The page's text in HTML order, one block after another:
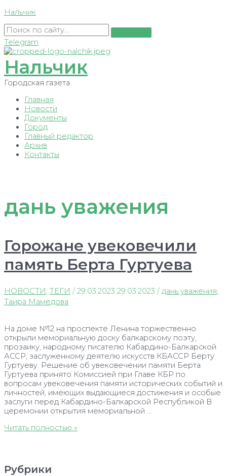
Перейти
содержимому
Нальчик
Telegram
Нальчик
Городская газета
Главная
Новости
Документы
Город
Главный редактор
Архив
Контакты
дань уважения
Горожане увековечили
память Берта Гуртуева
НОВОСТИ , ТЕГИ / 29.03.2023 29.03.2023 / дань уважения,
Таира Мамедова
На доме №12 на проспекте Ленина торжественно
открыли мемориальную доску балкарскому поэту,
прозаику, народному писателю Кабардино-Балкарской
АССР, заслуженному деятелю искусств КБАССР Берту
Гуртуеву. Решение об увековечении памяти Берта
Гуртуева принято Комиссией при Главе КБР по
вопросам увековечения памяти исторических событий и
личностей, имеющих выдающиеся достижения и особые
заслуги перед Кабардино-Балкарской Республикой В
церемонии открытия мемориальной …
Горожане
Гуртуева
Читать полностью »
Рубрики